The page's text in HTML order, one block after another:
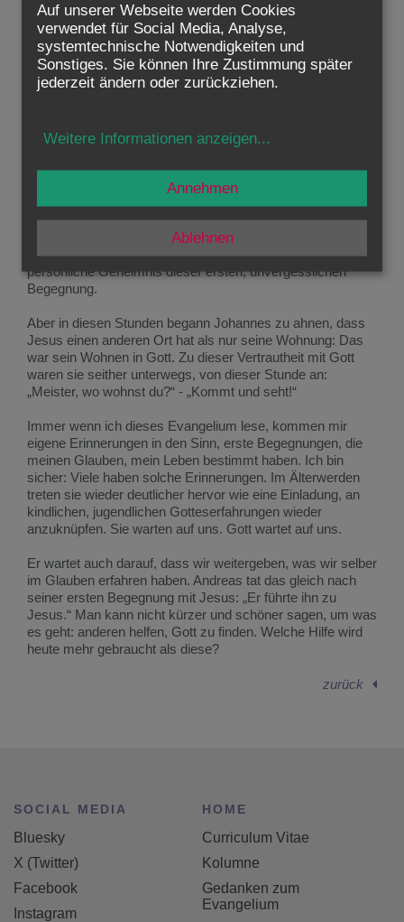
Verlegen hatten die beiden damals geantwortet: Meister, wo
wohnst du? Es wurde zur Frage ihres Lebens. Später
begriff Johannes, was in dieser schlichten Frage
sozusagen nach der Adresse Jesu alles mitschwang:
Jesus war, der damals für ihn begann: den Ort der Mitte
Jesu finden, die Quelle, aus der er lebt.
„Kommt und seht!“ hat Jesus damals gesagt. Und sie
kamen mit ihm und sahen, wo er wohnte, und blieben bei
ihm diesen ganzen Tag lang. Jesus hat sich für sie viel Zeit
genommen, hat lange mit ihnen gesprochen. Was,
worüber? Wir wissen es nicht. Es ist und bleibt das
persönliche Geheimnis dieser ersten, unvergesslichen
Begegnung.
Aber in diesen Stunden begann Johannes zu ahnen, dass
Jesus einen anderen Ort hat als nur seine Wohnung: Das
war sein Wohnen in Gott. Zu dieser Vertrautheit mit Gott
waren sie seither unterwegs, von dieser Stunde an:
„Meister, wo wohnst du?“ - „Kommt und seht!“
Immer wenn ich dieses Evangelium lese, kommen mir
eigene Erinnerungen in den Sinn, erste Begegnungen, die
meinen Glauben, mein Leben bestimmt haben. Ich bin
sicher: Viele haben solche Erinnerungen. Im Älterwerden
treten sie wieder deutlicher hervor wie eine Einladung, an
kindlichen, jugendlichen Gotteserfahrungen wieder
anzuknüpfen. Sie warten auf uns. Gott wartet auf uns.
Er wartet auch darauf, dass wir weitergeben, was wir selber
im Glauben erfahren haben. Andreas tat das gleich nach
seiner ersten Begegnung mit Jesus: „Er führte ihn zu
Jesus.“ Man kann nicht kürzer und schöner sagen, um was
es geht: anderen helfen, Gott zu finden. Welche Hilfe wird
heute mehr gebraucht als diese?
zurück
SOCIAL MEDIA
Bluesky
X (Twitter)
Facebook
Instagram
HOME
Curriculum Vitae
Kolumne
Gedanken zum
Evangelium
Auf unserer Webseite werden Cookies
verwendet für Social Media, Analyse,
systemtechnische Notwendigkeiten und
Sonstiges. Sie können Ihre Zustimmung später
jederzeit ändern oder zurückziehen.
Weitere Informationen anzeigen...
Ablehnen
Annehmen